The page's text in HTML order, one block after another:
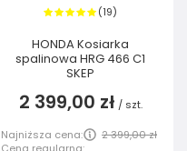
(19)
HONDA Kosiarka
spalinowa HRG 466 C1
SKEP
2 399,00 zł / szt.
Najniższa cena:
2 399,00 zł